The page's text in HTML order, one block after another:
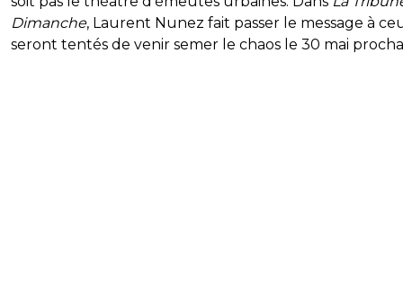
Dimanche, Laurent Nunez fait passer le message à
seront tentés de venir semer le chaos le 30 mai